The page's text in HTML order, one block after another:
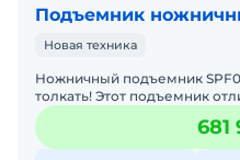
Подъемник
Новая техника
Ножничный подъемник
толкать! Этот подъемник
электроприводной
681